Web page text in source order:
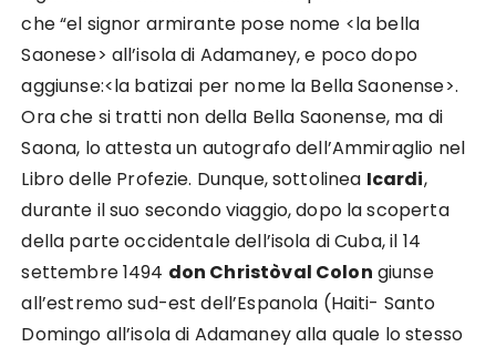
che “el signor armirante pose nome <la bella
Saonese> all’isola di Adamaney, e poco dopo
aggiunse:<la batizai per nome la Bella Saonense>.
Ora che si tratti non della Bella Saonense, ma di
Saona, lo attesta un autografo dell’Ammiraglio nel
Libro delle Profezie. Dunque, sottolinea Icardi,
durante il suo secondo viaggio, dopo la scoperta
della parte occidentale dell’isola di Cuba, il 14
settembre 1494 don Christòval Colon giunse
all’estremo sud-est dell’Espanola (Haiti- Santo
Domingo all’isola di Adamaney alla quale lo stesso